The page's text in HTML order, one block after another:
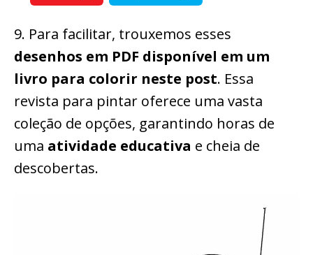
9. Para facilitar, trouxemos esses
desenhos em PDF disponível em um
livro para colorir neste post. Essa
revista para pintar oferece uma vasta
coleção de opções, garantindo horas de
uma atividade educativa e cheia de
descobertas.